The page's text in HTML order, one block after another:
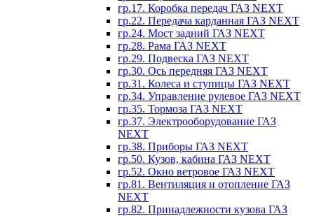
гр.17. Коробка передач ГАЗ NEXT
гр.22. Передача карданная ГАЗ NEXT
гр.24. Мост задний ГАЗ NEXT
гр.28. Рама ГАЗ NEXT
гр.29. Подвеска ГАЗ NEXT
гр.30. Ось передняя ГАЗ NEXT
гр.31. Колеса и ступицы ГАЗ NEXT
гр.34. Управление рулевое ГАЗ NEXT
гр.35. Тормоза ГАЗ NEXT
гр.37. Электрооборудование ГАЗ
NEXT
гр.38. Приборы ГАЗ NEXT
гр.50. Кузов, кабина ГАЗ NEXT
гр.52. Окно ветровое ГАЗ NEXT
гр.81. Вентиляция и отопление ГАЗ
NEXT
гр.82. Принадлежности кузова ГАЗ